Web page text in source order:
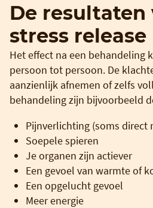
De resultaten
stress release
Het effect na een behandeling
persoon tot persoon. De
aanzienlijk afnemen of zelfs
behandeling zijn bijvoorbeeld
Pijnverlichting (soms direct
Soepele spieren
Je organen zijn actiever
Een gevoel van warmte of
Een opgelucht gevoel
Meer energie